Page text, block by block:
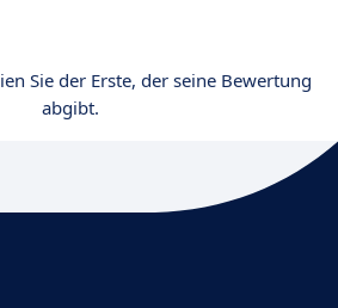
Sie der Erste, der seine Bewertung
abgibt.